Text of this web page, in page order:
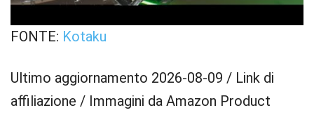
FONTE: Kotaku
Ultimo aggiornamento 2026-08-09 / Link di
affiliazione / Immagini da Amazon Product